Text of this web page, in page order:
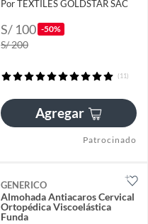
Por TEXTILES GOLDSTAR SAC
S/ 100 -50%
S/ 200
(11)
Agregar
Patrocinado
GENERICO
Almohada Antiacaros Cervical
Ortopédica Viscoelástica
Funda